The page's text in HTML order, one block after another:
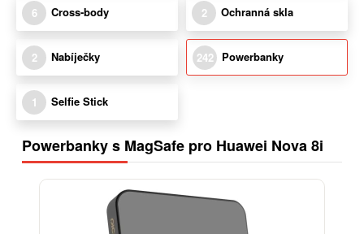
6 Cross-body 2 Ochranná skla
2 Nabíječky 242 Powerbanky
1 Selfie Stick
Powerbanky s MagSafe pro Huawei Nova 8i